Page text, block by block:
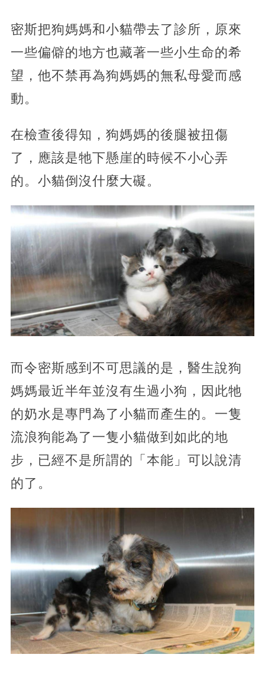
密斯把狗媽媽和小貓帶去了診所，原來
一些偏僻的地方也藏著一些小生命的希
望，他不禁再為狗媽媽的無私母愛而感
動。
在檢查後得知，狗媽媽的後腿被扭傷
了，應該是牠下懸崖的時候不小心弄
的。小貓倒沒什麼大礙。
而令密斯感到不可思議的是，醫生說狗
媽媽最近半年並沒有生過小狗，因此牠
的奶水是專門為了小貓而產生的。一隻
流浪狗能為了一隻小貓做到如此的地
步，已經不是所謂的「本能」可以說清
的了。